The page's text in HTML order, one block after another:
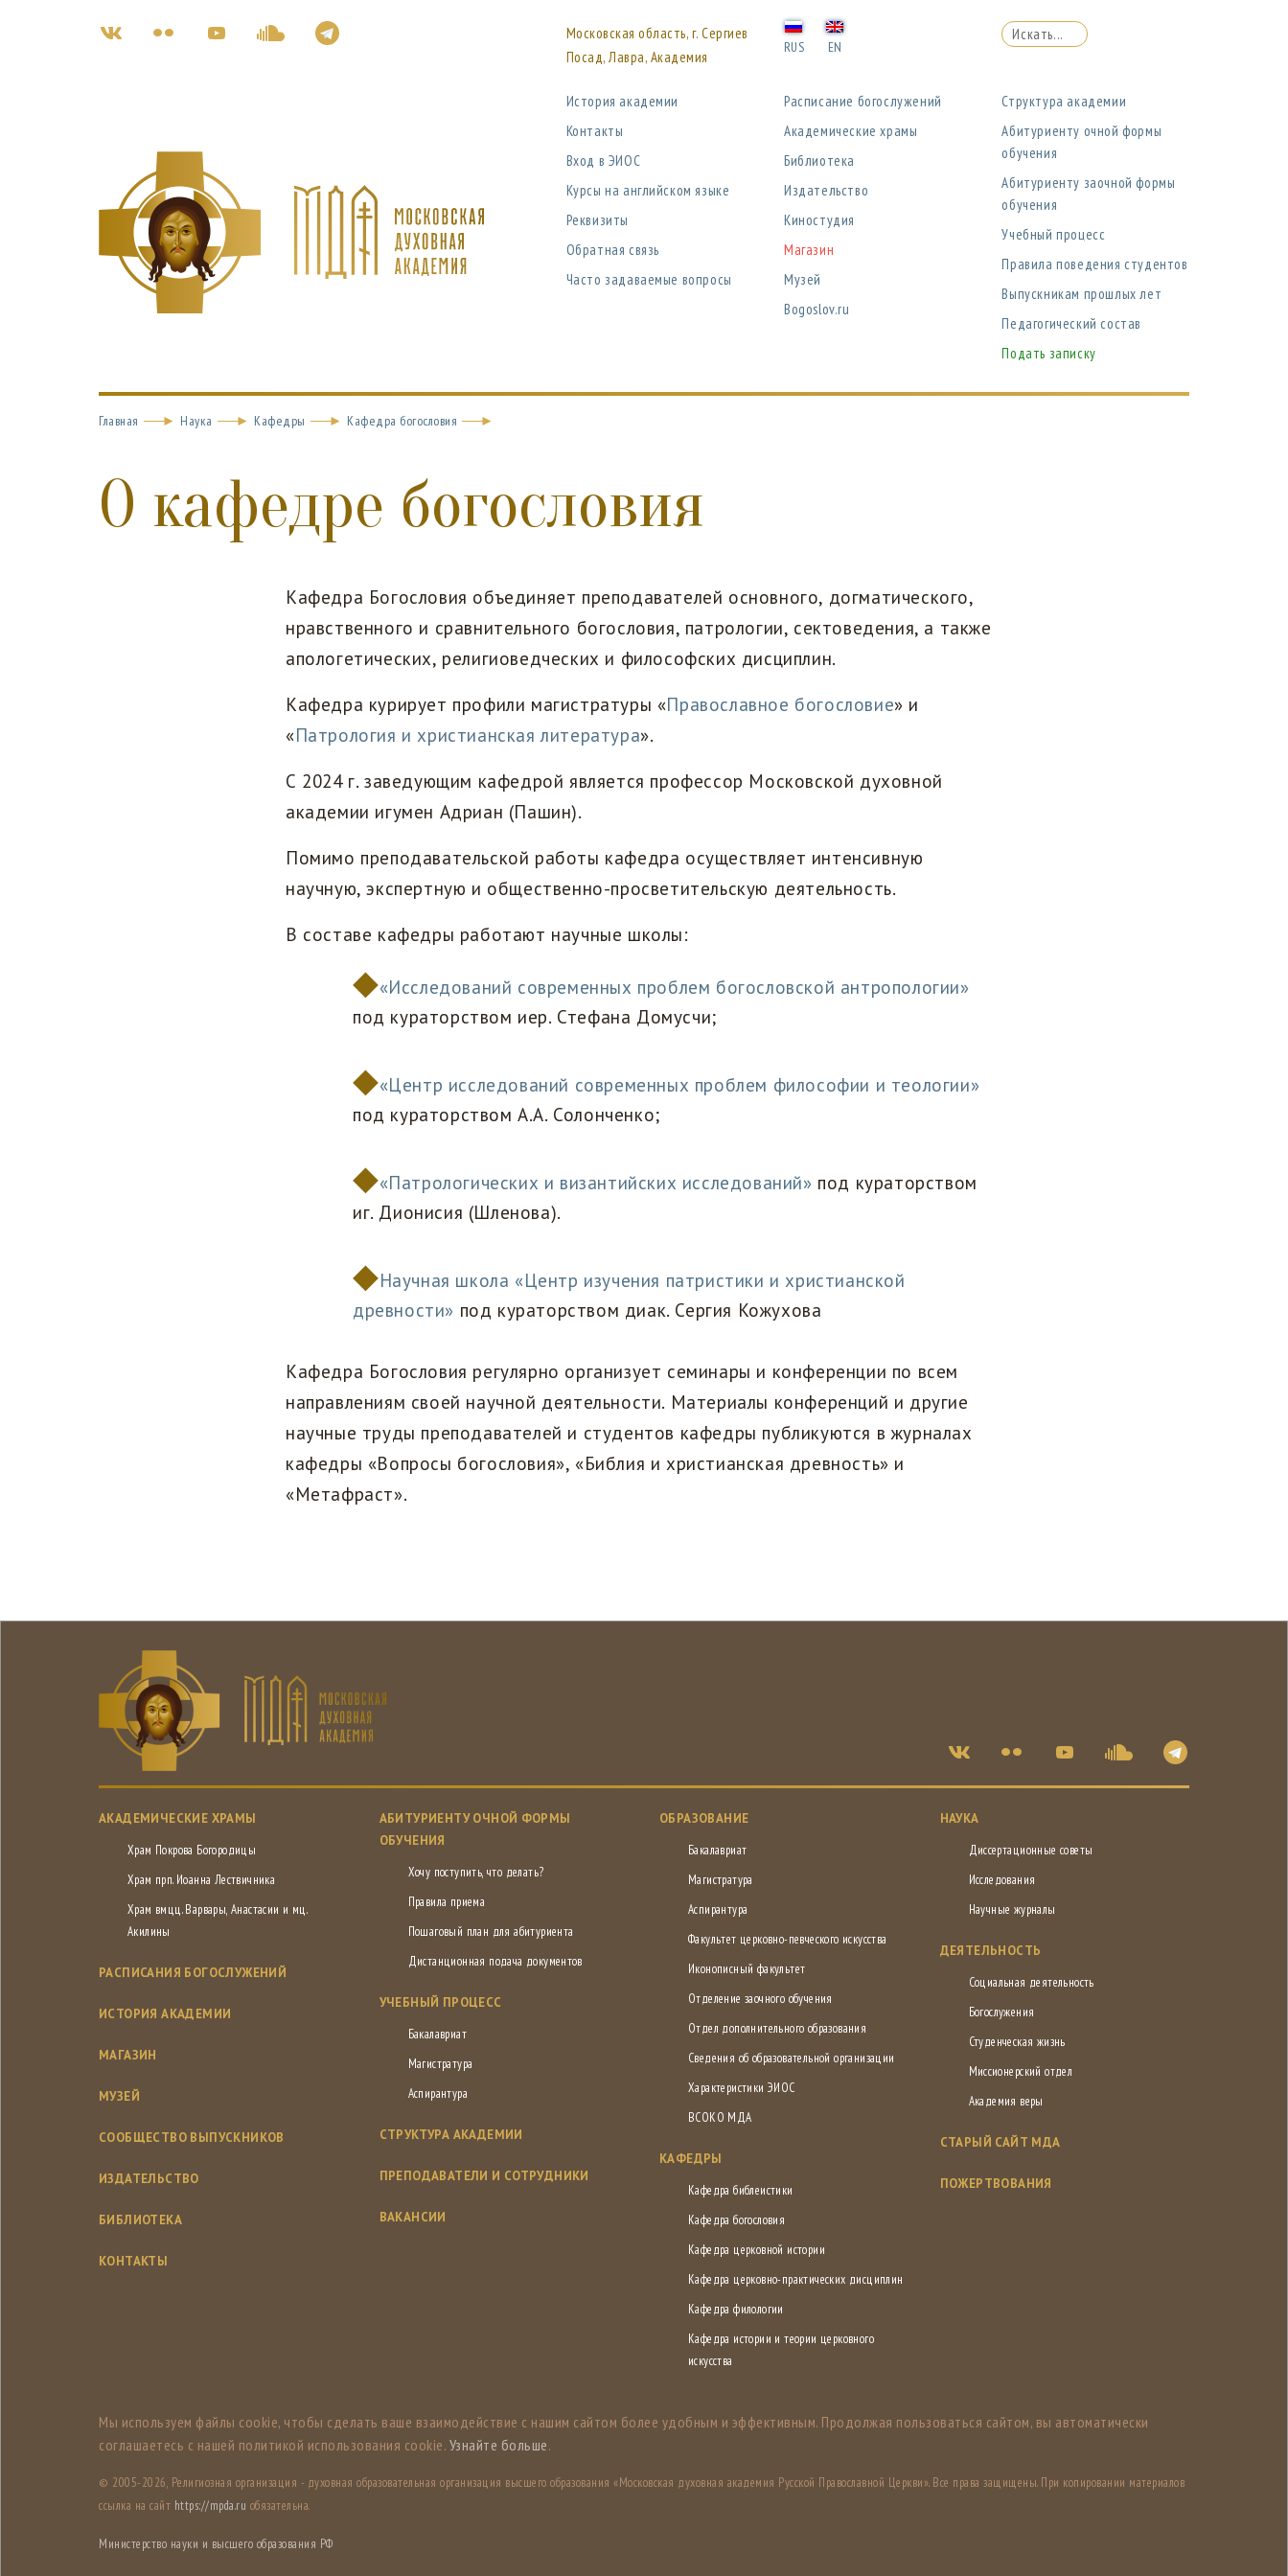
Московская область, г. Сергиев
Посад, Лавра, Академия
RUS EN
История академии
Контакты
Вход в ЭИОС
Курсы на английском языке
Реквизиты
Обратная связь
Часто задаваемые вопросы
Расписание богослужений
Академические храмы
Библиотека
Издательство
Киностудия
Магазин
Музей
Bogoslov.ru
Структура академии
Абитуриенту очной формы
обучения
Абитуриенту заочной формы
обучения
Учебный процесс
Правила поведения студентов
Выпускникам прошлых лет
Педагогический состав
Подать записку
Главная Наука Кафедры Кафедра богословия
О кафедре богословия
Кафедра Богословия объединяет преподавателей основного, догматического,
нравственного и сравнительного богословия, патрологии, сектоведения, а также
апологетических, религиоведческих и философских дисциплин.
Кафедра курирует профили магистратуры «Православное богословие» и
«Патрология и христианская литература».
С 2024 г. заведующим кафедрой является профессор Московской духовной
академии игумен Адриан (Пашин).
Помимо преподавательской работы кафедра осуществляет интенсивную
научную, экспертную и общественно-просветительскую деятельность.
В составе кафедры работают научные школы:
«Исследований современных проблем богословской антропологии»
под кураторством иер. Стефана Домусчи;
«Центр исследований современных проблем философии и теологии»
под кураторством А.А. Солонченко;
«Патрологических и византийских исследований» под кураторством
иг. Дионисия (Шленова).
Научная школа «Центр изучения патристики и христианской
древности» под кураторством диак. Сергия Кожухова
Кафедра Богословия регулярно организует семинары и конференции по всем
направлениям своей научной деятельности. Материалы конференций и другие
научные труды преподавателей и студентов кафедры публикуются в журналах
кафедры «Вопросы богословия», «Библия и христианская древность» и
«Метафраст».
АКАДЕМИЧЕСКИЕ ХРАМЫ
Храм Покрова Богородицы
Храм прп. Иоанна Лествичника
Храм вмцц. Варвары, Анастасии и мц.
Акилины
РАСПИСАНИЯ БОГОСЛУЖЕНИЙ
ИСТОРИЯ АКАДЕМИИ
МАГАЗИН
МУЗЕЙ
СООБЩЕСТВО ВЫПУСКНИКОВ
ИЗДАТЕЛЬСТВО
БИБЛИОТЕКА
КОНТАКТЫ
АБИТУРИЕНТУ ОЧНОЙ ФОРМЫ
ОБУЧЕНИЯ
Хочу поступить, что делать?
Правила приема
Пошаговый план для абитуриента
Дистанционная подача документов
УЧЕБНЫЙ ПРОЦЕСС
Бакалавриат
Магистратура
Аспирантура
СТРУКТУРА АКАДЕМИИ
ПРЕПОДАВАТЕЛИ И СОТРУДНИКИ
ВАКАНСИИ
ОБРАЗОВАНИЕ
Бакалавриат
Магистратура
Аспирантура
Факультет церковно-певческого искусства
Иконописный факультет
Отделение заочного обучения
Отдел дополнительного образования
Сведения об образовательной организации
Характеристики ЭИОС
ВСОКО МДА
КАФЕДРЫ
Кафедра библеистики
Кафедра богословия
Кафедра церковной истории
Кафедра церковно-практических дисциплин
Кафедра филологии
Кафедра истории и теории церковного
искусства
НАУКА
Диссертационные советы
Исследования
Научные журналы
ДЕЯТЕЛЬНОСТЬ
Социальная деятельность
Богослужения
Студенческая жизнь
Миссионерский отдел
Академия веры
СТАРЫЙ САЙТ МДА
ПОЖЕРТВОВАНИЯ
Мы используем файлы cookie, чтобы сделать ваше взаимодействие с нашим сайтом более удобным и эффективным. Продолжая пользоваться сайтом, вы автоматически
соглашаетесь с нашей политикой использования cookie. Узнайте больше.
© 2005-2026, Религиозная организация - духовная образовательная организация высшего образования «Московская духовная академия Русской Православной Церкви». Все права защищены. При копировании материалов
ссылка на сайт https://mpda.ru обязательна.
Министерство науки и высшего образования РФ